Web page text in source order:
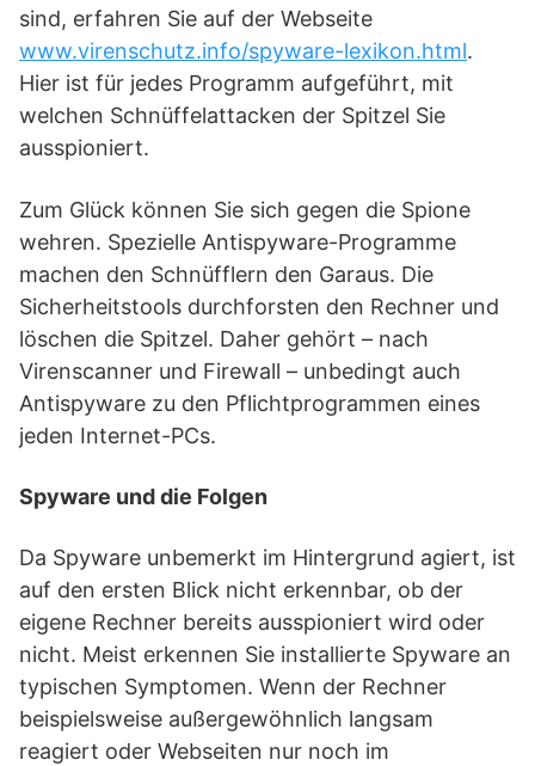
sind, erfahren Sie auf der Webseite
www.virenschutz.info/spyware-lexikon.html.
Hier ist für jedes Programm aufgeführt, mit
welchen Schnüffelattacken der Spitzel Sie
ausspioniert.
Zum Glück können Sie sich gegen die Spione
wehren. Spezielle Antispyware-Programme
machen den Schnüfflern den Garaus. Die
Sicherheitstools durchforsten den Rechner und
löschen die Spitzel. Daher gehört – nach
Virenscanner und Firewall – unbedingt auch
Antispyware zu den Pflichtprogrammen eines
jeden Internet-PCs.
Spyware und die Folgen
Da Spyware unbemerkt im Hintergrund agiert, ist
auf den ersten Blick nicht erkennbar, ob der
eigene Rechner bereits ausspioniert wird oder
nicht. Meist erkennen Sie installierte Spyware an
typischen Symptomen. Wenn der Rechner
beispielsweise außergewöhnlich langsam
reagiert oder Webseiten nur noch im